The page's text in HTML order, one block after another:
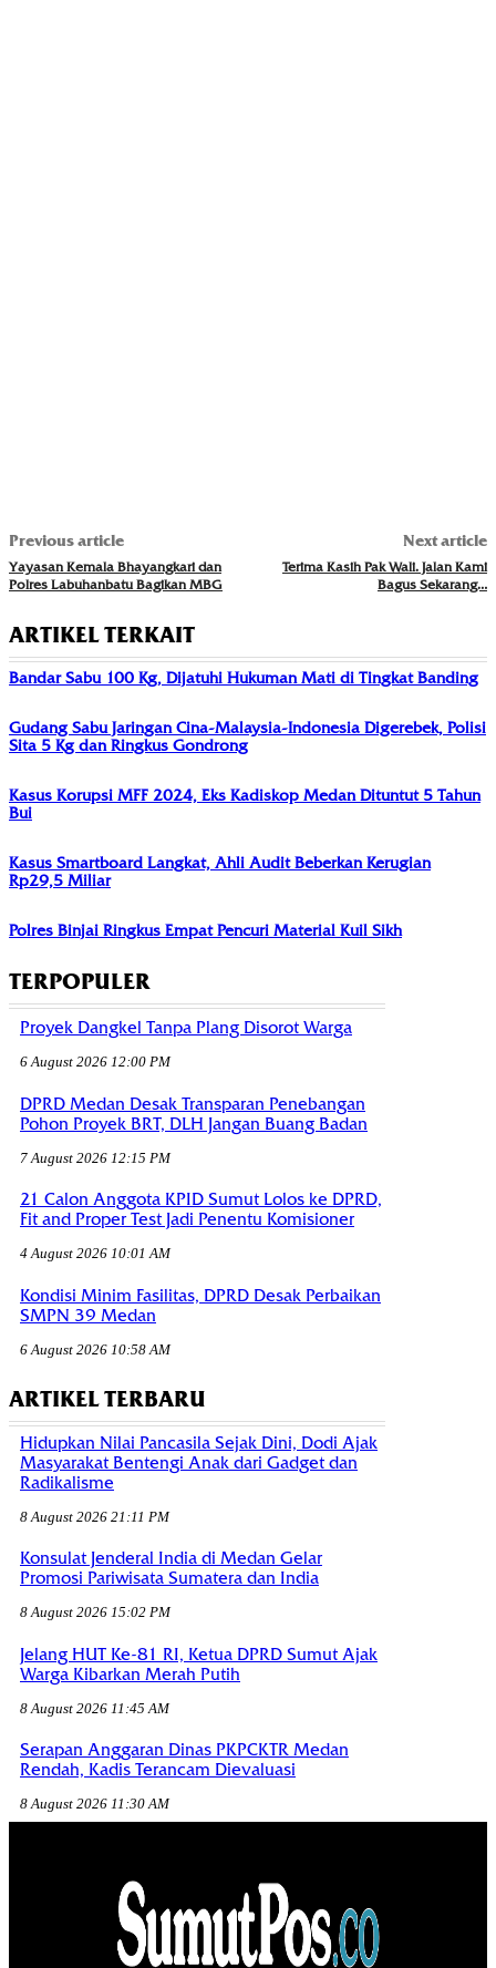
Previous article
Yayasan Kemala Bhayangkari dan
Polres Labuhanbatu Bagikan MBG
Next article
Terima Kasih Pak Wali. Jalan Kami
Bagus Sekarang…
ARTIKEL TERKAIT
Bandar Sabu 100 Kg, Dijatuhi Hukuman Mati di Tingkat Banding
Gudang Sabu Jaringan Cina-Malaysia-Indonesia Digerebek, Polisi
Sita 5 Kg dan Ringkus Gondrong
Kasus Korupsi MFF 2024, Eks Kadiskop Medan Dituntut 5 Tahun
Bui
Kasus Smartboard Langkat, Ahli Audit Beberkan Kerugian
Rp29,5 Miliar
Polres Binjai Ringkus Empat Pencuri Material Kuil Sikh
TERPOPULER
Proyek Dangkel Tanpa Plang Disorot Warga
6 August 2026 12:00 PM
DPRD Medan Desak Transparan Penebangan
Pohon Proyek BRT, DLH Jangan Buang Badan
7 August 2026 12:15 PM
21 Calon Anggota KPID Sumut Lolos ke DPRD,
Fit and Proper Test Jadi Penentu Komisioner
4 August 2026 10:01 AM
Kondisi Minim Fasilitas, DPRD Desak Perbaikan
SMPN 39 Medan
6 August 2026 10:58 AM
ARTIKEL TERBARU
Hidupkan Nilai Pancasila Sejak Dini, Dodi Ajak
Masyarakat Bentengi Anak dari Gadget dan
Radikalisme
8 August 2026 21:11 PM
Konsulat Jenderal India di Medan Gelar
Promosi Pariwisata Sumatera dan India
8 August 2026 15:02 PM
Jelang HUT Ke-81 RI, Ketua DPRD Sumut Ajak
Warga Kibarkan Merah Putih
8 August 2026 11:45 AM
Serapan Anggaran Dinas PKPCKTR Medan
Rendah, Kadis Terancam Dievaluasi
8 August 2026 11:30 AM